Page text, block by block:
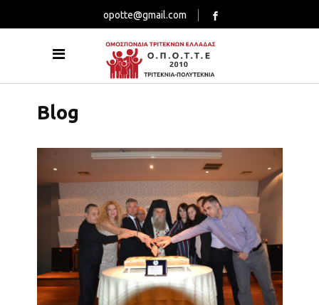
opotte@gmail.com
Blog